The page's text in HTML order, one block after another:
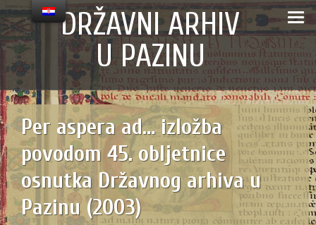
content
Skip
to
content
DRŽAVNI ARHIV
U PAZINU
Per aspera ad… izložba
povodom 45. obljetnice
osnutka Državnog arhiva u
Pazinu (2003)